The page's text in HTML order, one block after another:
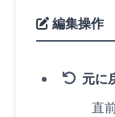
編集操作
元に
直